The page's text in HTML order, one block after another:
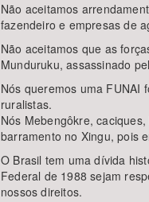
Não aceitamos
fazendeiro e empresas de
Não aceitamos que as
Munduruku, assassinado
Nós queremos uma FUNAI
ruralistas.
Nós Mebengôkre,
barramento no Xingu, pois
O Brasil tem uma dívida
Federal de 1988 sejam
nossos direitos.